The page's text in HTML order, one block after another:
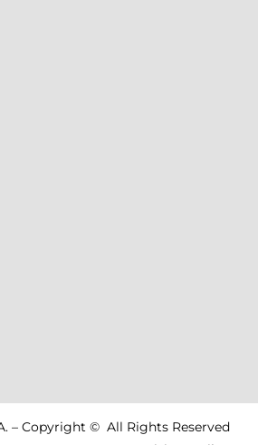
– Copyright © All Rights Reserved